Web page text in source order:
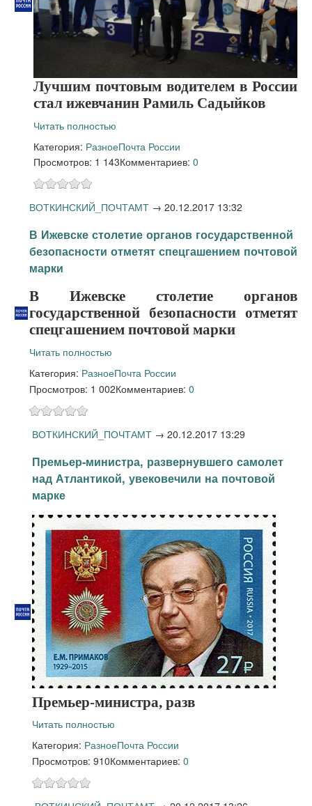
Лучшим почтовым водителем в России
стал ижевчанин Рамиль Садыйков
Читать полностью
Категория: РазноеПочта России
Просмотров: 1 143Комментариев: 0
ВОТКИНСКИЙ_ПОЧТАМТ → 20.12.2017 13:32
В Ижевске столетие органов государственной
безопасности отметят спецгашением почтовой
марки
В Ижевске столетие органов
государственной безопасности отметят
спецгашением почтовой марки
Читать полностью
Категория: РазноеПочта России
Просмотров: 1 002Комментариев: 0
ВОТКИНСКИЙ_ПОЧТАМТ → 20.12.2017 13:29
Премьер-министра, развернувшего самолет
над Атлантикой, увековечили на почтовой
марке
Премьер-министра, разв
Читать полностью
Категория: РазноеПочта России
Просмотров: 910Комментариев: 0